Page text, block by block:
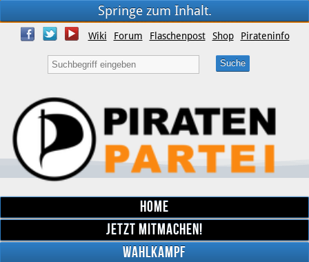
Springe zum Inhalt.
Wiki Forum Flaschenpost Shop Pirateninfo
Home
Jetzt mitmachen!
Wahlkampf